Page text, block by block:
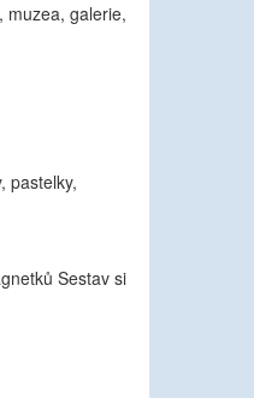
muzea, galerie,
pastelky,
Sestav si